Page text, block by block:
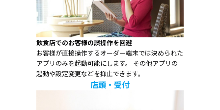
飲食店でのお客様の誤操作を回避
お客様が直接操作するオーダー端末では決められた
アプリのみを起動可能にします。 その他アプリの
起動や設定変更などを抑止できます。
店頭・受付